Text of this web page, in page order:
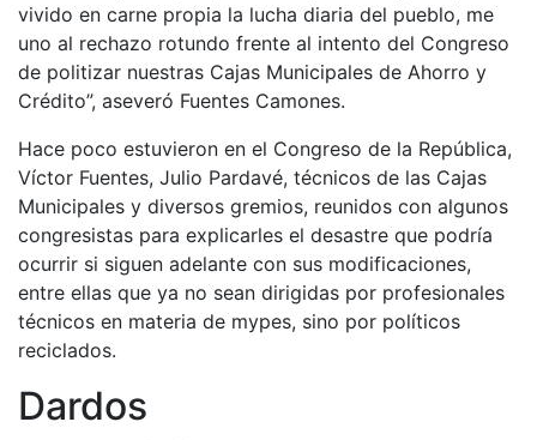
vivido en carne propia la lucha diaria del pueblo, me
uno al rechazo rotundo frente al intento del Congreso
de politizar nuestras Cajas Municipales de Ahorro y
Crédito”, aseveró Fuentes Camones.
Hace poco estuvieron en el Congreso de la República,
Víctor Fuentes, Julio Pardavé, técnicos de las Cajas
Municipales y diversos gremios, reunidos con algunos
congresistas para explicarles el desastre que podría
ocurrir si siguen adelante con sus modificaciones,
entre ellas que ya no sean dirigidas por profesionales
técnicos en materia de mypes, sino por políticos
reciclados.
Dardos